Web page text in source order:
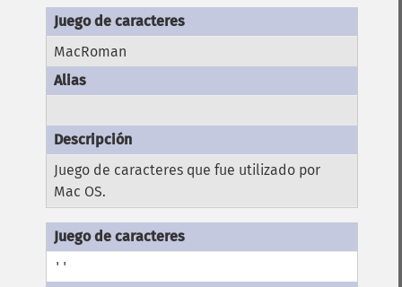
MacRoman
Juego de caracteres que fue utilizado por
Mac OS.
''